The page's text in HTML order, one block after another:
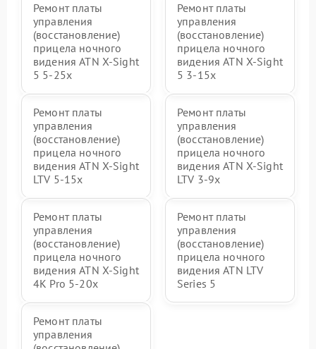
Ремонт платы
управления
(восстановление)
прицела ночного
видения ATN X-Sight
5 5-25x
Ремонт платы
управления
(восстановление)
прицела ночного
видения ATN X-Sight
5 3-15x
Ремонт платы
управления
(восстановление)
прицела ночного
видения ATN X-Sight
LTV 5-15x
Ремонт платы
управления
(восстановление)
прицела ночного
видения ATN X-Sight
LTV 3-9x
Ремонт платы
управления
(восстановление)
прицела ночного
видения ATN X-Sight
4K Pro 5-20x
Ремонт платы
управления
(восстановление)
прицела ночного
видения ATN LTV
Series 5
Ремонт платы
управления